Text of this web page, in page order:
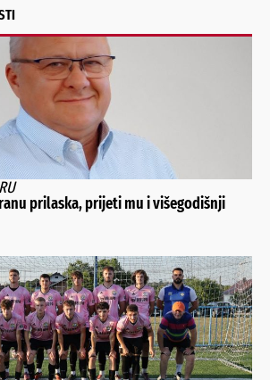
prilaska, prijeti mu i višegodišnji